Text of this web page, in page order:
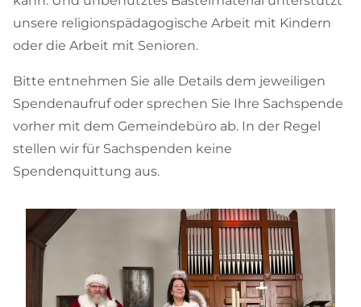
unsere religionspädagogische Arbeit mit Kindern
oder die Arbeit mit Senioren.
Bitte entnehmen Sie alle Details dem jeweiligen
Spendenaufruf oder sprechen Sie Ihre Sachspende
vorher mit dem Gemeindebüro ab. In der Regel
stellen wir für Sachspenden keine
Spendenquittung aus.